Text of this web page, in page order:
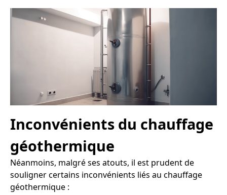
Inconvénients du chauffage
géothermique
Néanmoins, malgré ses atouts, il est prudent de
souligner certains inconvénients liés au chauffage
géothermique :